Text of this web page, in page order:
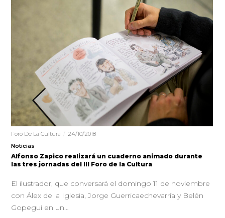
Foro De La Cultura
24/10/2018
Noticias
Alfonso Zapico realizará un cuaderno animado durante
las tres jornadas del III Foro de la Cultura
El ilustrador, que conversará el domingo 11 de noviembre
con Álex de la Iglesia, Jorge Guerricaechevarría y Belén
Gopegui en un…